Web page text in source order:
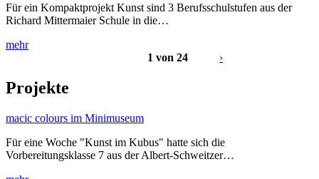
Für ein Kompaktprojekt Kunst sind 3 Berufsschulstufen aus der
Richard Mittermaier Schule in die…
mehr
1 von 24
›
Projekte
macic colours im Minimuseum
Für eine Woche "Kunst im Kubus" hatte sich die
Vorbereitungsklasse 7 aus der Albert-Schweitzer…